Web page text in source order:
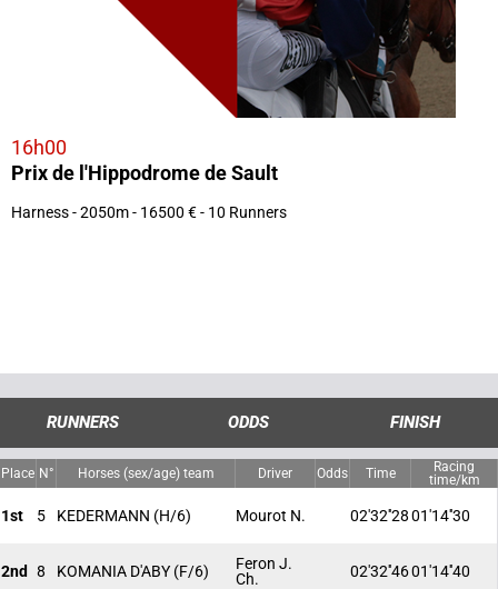
16h00
Prix de l'Hippodrome de Sault
Harness - 2050m - 16500 € - 10 Runners
RUNNERS ODDS FINISH
Place N° Horses (sex/age) team Driver Odds Time
Racing
time/km
1st 5 KEDERMANN (H/6) Mourot N. 02'32''2801'14''30
2nd 8 KOMANIA D'ABY (F/6)
Feron J.
Ch.
02'32''4601'14''40